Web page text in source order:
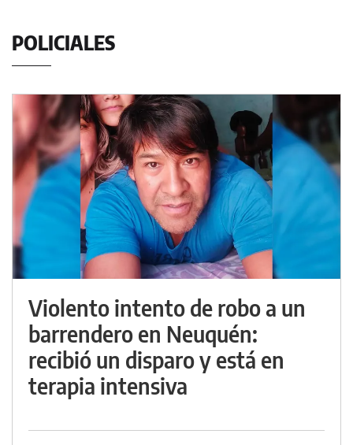
POLICIALES
Violento intento de robo a un
barrendero en Neuquén:
recibió un disparo y está en
terapia intensiva